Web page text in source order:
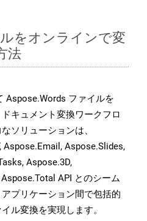
をオンラインで変
法
Aspose.Words ファイルを
キュメント変換ワークフロ
ソリューションは、
Aspose.Email, Aspose.Slides,
Aspose.3D,
API とのシーム
プリケーション間で包括的
ル変換を実現します。